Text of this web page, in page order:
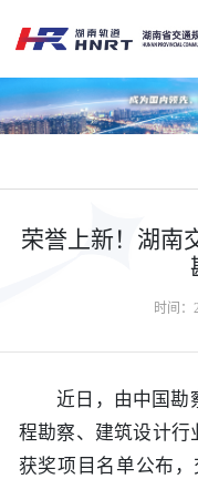
荣誉上新！湖南
时间：
近日，由中国勘察
程勘察、建筑设计行
获奖项目名单公布